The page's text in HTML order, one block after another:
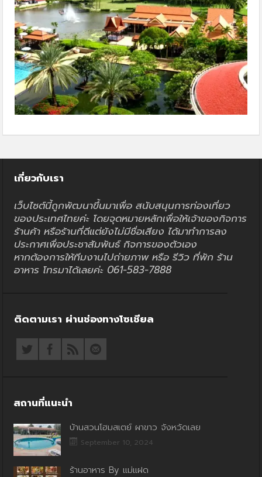
เกี่ยวกับเรา
เว็บไซต์นี้ถูกพัฒนาขึ้นมาเพื่อ สนับสนุนการท่องเที่ยว
ของประเทศไทยค่ะ โดยจุดหมายหลักเพื่อให้เจ้าของกิจการ
ร้านค้า หรือร้านที่ดีแต่ยังไม่มีชื่อเสียง ได้มาทำการลง
ประกาศเพื่อประชาสัมพันธ์ กิจการของตัวเอง
หากต้องการให้ทีมงานไปถ่ายภาพ หรือ รีวิว ที่พัก ร้าน
อาหาร โทรมาได้เลยค่ะ 061-583-7888
ติดตามเรา ผ่านช่องทางโซเชียล
สถานที่แนะนำ
บ้านสวนโฮมสเตย์ ผาขาว จังหวัดเลย
September 10, 2024
ร้านอาหาร By แม่แฝด